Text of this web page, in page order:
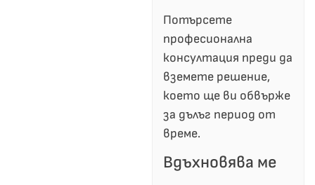
Потърсете
професионална
консултация преди да
вземете решение,
което ще ви обвърже
за дълъг период от
време.
Вдъхновява ме